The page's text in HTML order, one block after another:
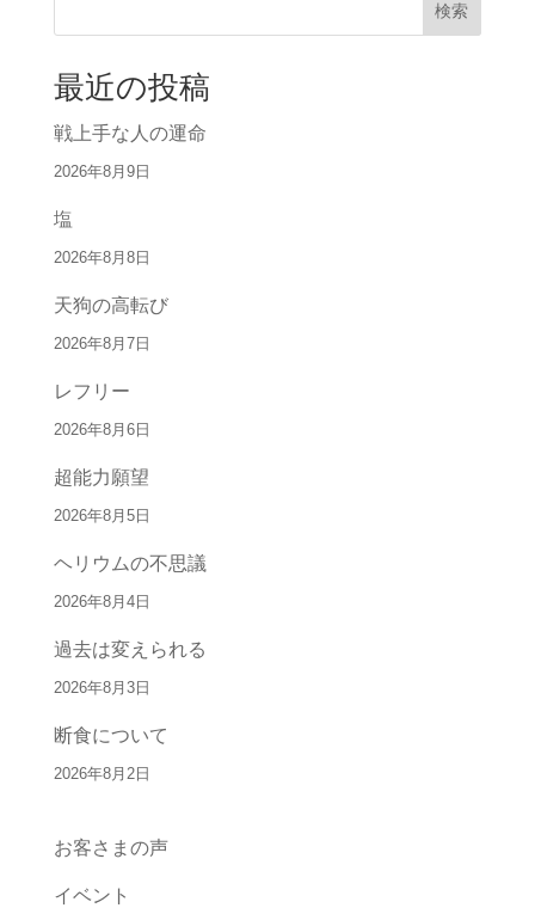
検索
最近の投稿
戦上手な人の運命
2026年8月9日
塩
2026年8月8日
天狗の高転び
2026年8月7日
レフリー
2026年8月6日
超能力願望
2026年8月5日
ヘリウムの不思議
2026年8月4日
過去は変えられる
2026年8月3日
断食について
2026年8月2日
お客さまの声
イベント